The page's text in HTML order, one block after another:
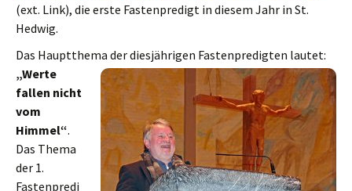
(ext. Link), die erste Fastenpredigt in diesem Jahr in St.
Hedwig.
Das Hauptthema der diesjährigen Fastenpredigten lautet:
„Werte
fallen nicht
vom
Himmel“.
Das Thema
der 1.
Fastenpredi